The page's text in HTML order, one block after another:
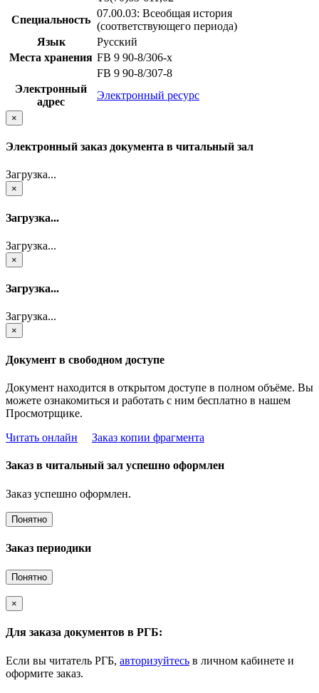
Специальность
07.00.03: Всеобщая история
(соответствующего периода)
Язык
Русский
Места хранения FB 9 90-8/306-x
FB 9 90-8/307-8
Электронный
адрес
Электронный ресурс
×
Электронный заказ документа в читальный зал
Загрузка...
×
Загрузка...
Загрузка...
×
Загрузка...
Загрузка...
×
Документ в свободном доступе
Документ находится в открытом доступе в полном объёме. Вы
можете ознакомиться и работать с ним бесплатно в нашем
Просмотрщике.
Читать онлайн
Заказ копии фрагмента
Заказ в читальный зал успешно оформлен
Заказ успешно оформлен.
Понятно
Заказ периодики
Понятно
×
Для заказа документов в РГБ:
Если вы читатель РГБ, авторизуйтесь в личном кабинете и
оформите заказ.